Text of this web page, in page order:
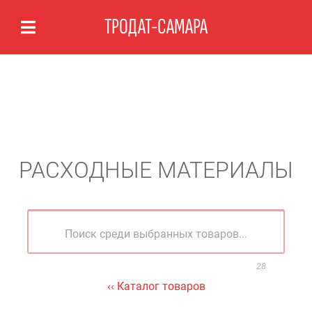
ТРОДАТ-САМАРА
РАСХОДНЫЕ МАТЕРИАЛЫ
28
‹‹ Каталог товаров